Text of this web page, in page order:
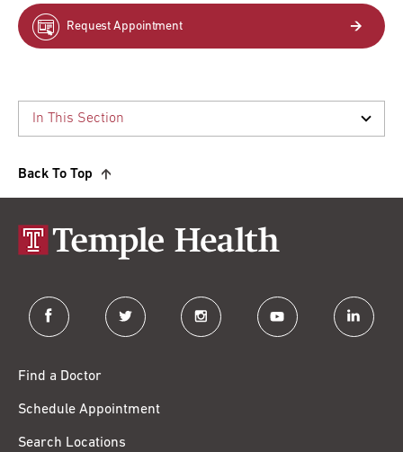
Request Appointment
Back To Top
facebook twitter instagram youtube linkedin
Find a Doctor
Schedule Appointment
Search Locations